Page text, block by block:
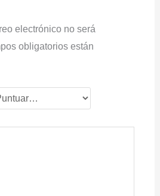
electrónico no será
obligatorios están